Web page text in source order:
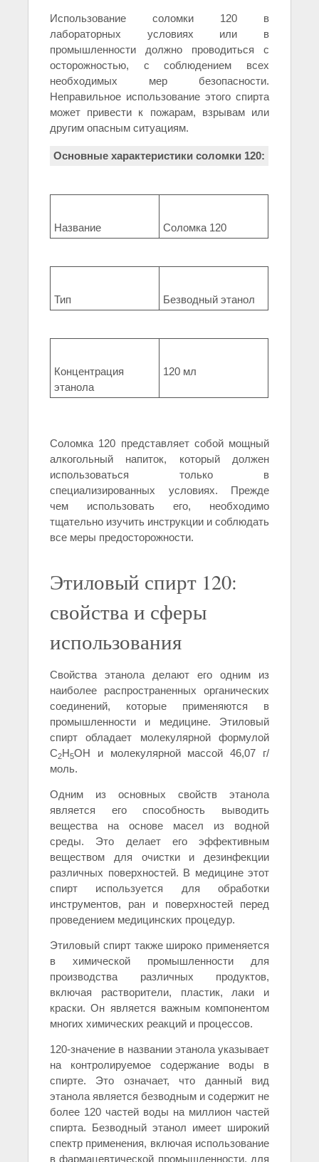
Использование соломки 120 в
лабораторных условиях или в
промышленности должно проводиться с
осторожностью, с соблюдением всех
необходимых мер безопасности.
Неправильное использование этого спирта
может привести к пожарам, взрывам или
другим опасным ситуациям.
Основные характеристики соломки 120:
Название Соломка 120
Тип Безводный этанол
Концентрация
этанола
120 мл
Соломка 120 представляет собой мощный
алкогольный напиток, который должен
использоваться только в
специализированных условиях. Прежде
чем использовать его, необходимо
тщательно изучить инструкции и соблюдать
все меры предосторожности.
Этиловый спирт 120:
свойства и сферы
использования
Свойства этанола делают его одним из
наиболее распространенных органических
соединений, которые применяются в
промышленности и медицине. Этиловый
спирт обладает молекулярной формулой
C2H5OH и молекулярной массой 46,07 г/
моль.
Одним из основных свойств этанола
является его способность выводить
вещества на основе масел из водной
среды. Это делает его эффективным
веществом для очистки и дезинфекции
различных поверхностей. В медицине этот
спирт используется для обработки
инструментов, ран и поверхностей перед
проведением медицинских процедур.
Этиловый спирт также широко применяется
в химической промышленности для
производства различных продуктов,
включая растворители, пластик, лаки и
краски. Он является важным компонентом
многих химических реакций и процессов.
120-значение в названии этанола указывает
на контролируемое содержание воды в
спирте. Это означает, что данный вид
этанола является безводным и содержит не
более 120 частей воды на миллион частей
спирта. Безводный этанол имеет широкий
спектр применения, включая использование
в фармацевтической промышленности, для